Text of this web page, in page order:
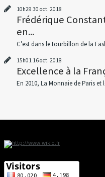
10h29 30 oct. 2018
Frédérique
en...
C’est dans le tourbillon de la
15h01 16oct. 2018
Excellence à la
En 2010, La Monnaie de Paris et